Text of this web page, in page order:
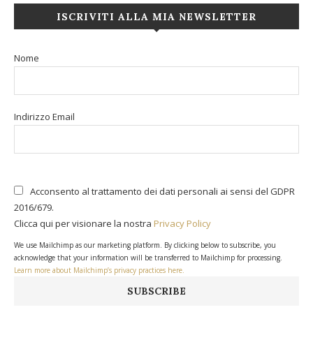
ISCRIVITI ALLA MIA NEWSLETTER
Nome
Indirizzo Email
Acconsento al trattamento dei dati personali ai sensi del GDPR
2016/679.
Clicca qui per visionare la nostra Privacy Policy
We use Mailchimp as our marketing platform. By clicking below to subscribe, you
acknowledge that your information will be transferred to Mailchimp for processing.
Learn more about Mailchimp’s privacy practices here.